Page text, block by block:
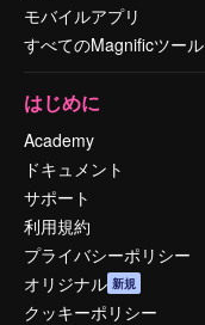
モバイルアプリ
すべてのMagnificツール
はじめに
Academy
ドキュメント
サポート
利用規約
プライバシーポリシー
オリジナル 新規
クッキーポリシー